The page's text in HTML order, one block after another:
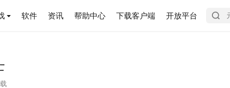
软件 资讯 帮助中心 下载客户端 开放平台